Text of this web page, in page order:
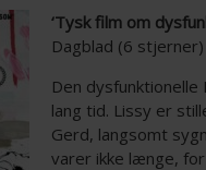
‘Tysk film om
Dagblad (6 stjerner)
Den
lang tid. Lissy er
Gerd, langsomt
varer ikke længe, for